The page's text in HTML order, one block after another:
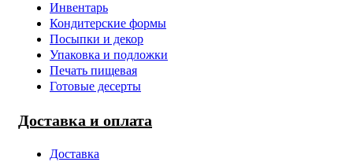
Инвентарь
Кондитерские формы
Посыпки и декор
Упаковка и подложки
Печать пищевая
Готовые десерты
Доставка и оплата
Доставка